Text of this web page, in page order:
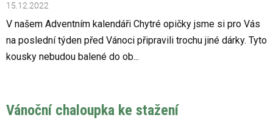
15.12.2022
V našem Adventním kalendáři Chytré opičky jsme si pro Vás
na poslední týden před Vánoci připravili trochu jiné dárky. Tyto
kousky nebudou balené do ob...
Vánoční chaloupka ke stažení